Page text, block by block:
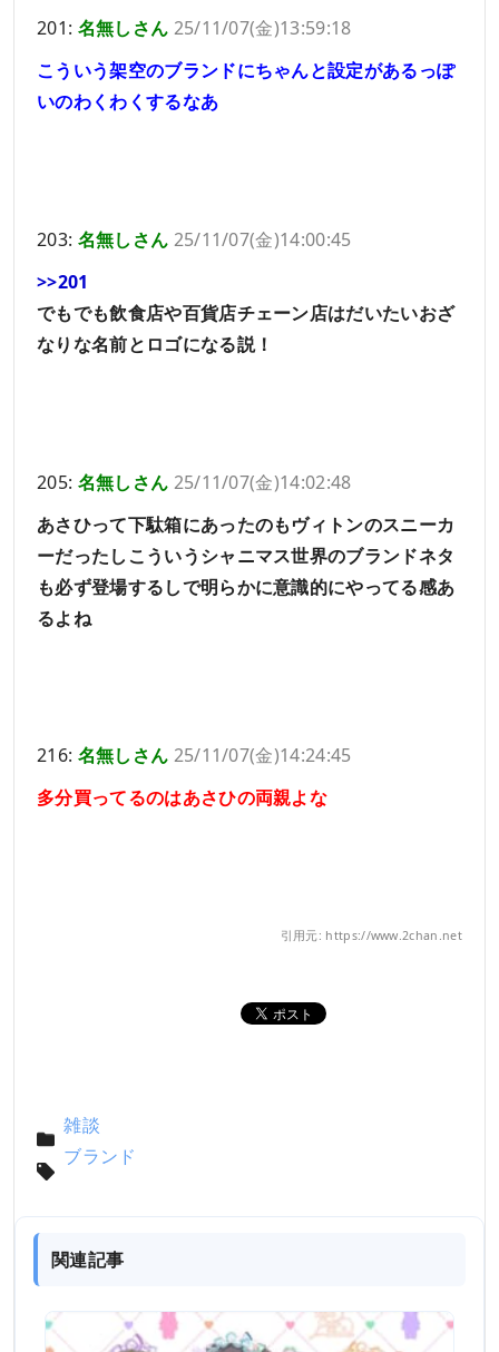
201: 名無しさん 25/11/07(金)13:59:18
こういう架空のブランドにちゃんと設定があるっぽ
いのわくわくするなあ
203: 名無しさん 25/11/07(金)14:00:45
>>201
でもでも飲食店や百貨店チェーン店はだいたいおざ
なりな名前とロゴになる説！
205: 名無しさん 25/11/07(金)14:02:48
あさひって下駄箱にあったのもヴィトンのスニーカ
ーだったしこういうシャニマス世界のブランドネタ
も必ず登場するしで明らかに意識的にやってる感あ
るよね
216: 名無しさん 25/11/07(金)14:24:45
多分買ってるのはあさひの両親よな
引用元: https://www.2chan.net
雑談
ブランド
関連記事